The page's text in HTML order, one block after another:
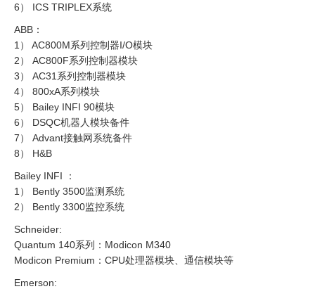
6） ICS TRIPLEX系统
ABB：
1） AC800M系列控制器I/O模块
2） AC800F系列控制器模块
3） AC31系列控制器模块
4） 800xA系列模块
5） Bailey INFI 90模块
6） DSQC机器人模块备件
7） Advant接触网系统备件
8） H&B
Bailey INFI ：
1） Bently 3500监测系统
2） Bently 3300监控系统
Schneider:
Quantum 140系列：Modicon M340
Modicon Premium：CPU处理器模块、通信模块等
Emerson: